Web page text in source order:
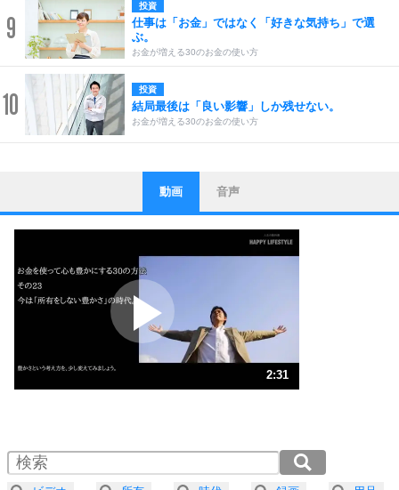
9
投資
仕事は「お金」ではなく「好きな気持ち」で選
ぶ。
お金が増える30のお金の使い方
10 投資
結局最後は「良い影響」しか残せない。
お金が増える30のお金の使い方
1
ストレス対策
他人と比べない。
いっそのこと、他人を見ない。
いらいらしない人になる30の方法
プラス思考
ポジティブになれない原因は、行動しないから。
ポジティブ思考になる30の方法
ストレス対策
人生、なんとかなるもの。
気楽に生きる30の方法
4 器の大きい人は、怒りを優しさで表現する。
動画 音声
2:31
2.0倍速 （296KB 1分15秒）
2.5倍速 （237KB 1分0秒）